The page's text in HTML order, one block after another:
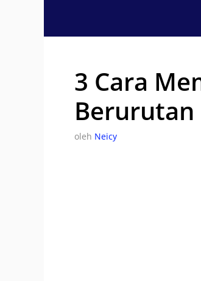
3 Cara
Berurutan
oleh Neicy